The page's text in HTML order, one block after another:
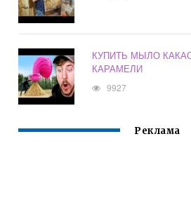
КУПИТЬ МЫЛО
КАРАМЕЛИ
9927
Реклама